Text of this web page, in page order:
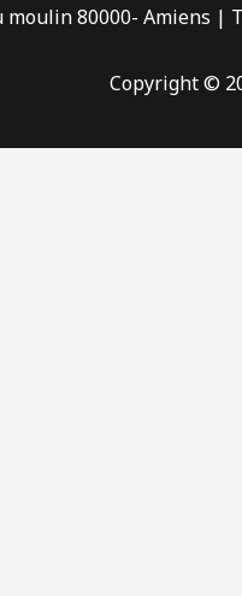
moulin 80000- Amiens |
Copyright ©